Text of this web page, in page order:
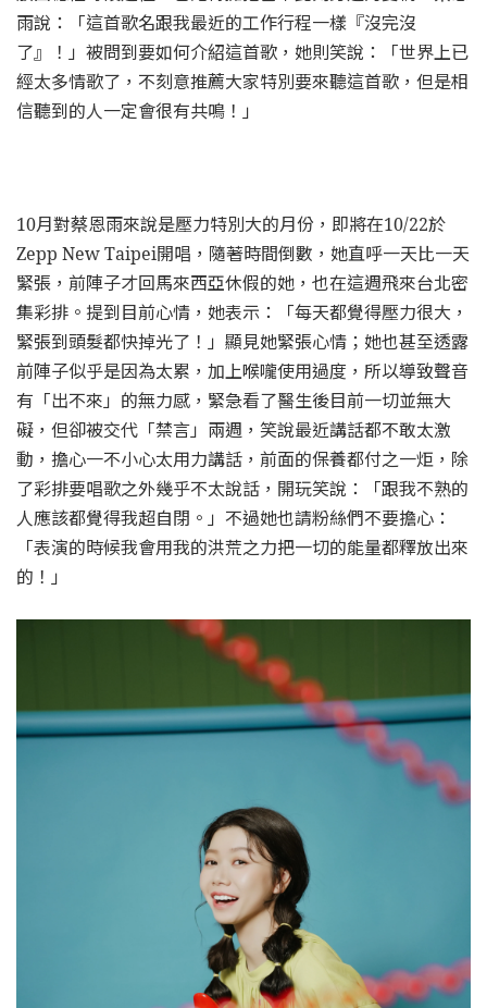
雨說：「這首歌名跟我最近的工作行程一樣『沒完沒
了』！」被問到要如何介紹這首歌，她則笑說：「世界上已
經太多情歌了，不刻意推薦大家特別要來聽這首歌，但是相
信聽到的人一定會很有共鳴！」
10月對蔡恩雨來說是壓力特別大的月份，即將在10/22於
Zepp New Taipei開唱，隨著時間倒數，她直呼一天比一天
緊張，前陣子才回馬來西亞休假的她，也在這週飛來台北密
集彩排。提到目前心情，她表示：「每天都覺得壓力很大，
緊張到頭髮都快掉光了！」顯見她緊張心情；她也甚至透露
前陣子似乎是因為太累，加上喉嚨使用過度，所以導致聲音
有「出不來」的無力感，緊急看了醫生後目前一切並無大
礙，但卻被交代「禁言」兩週，笑說最近講話都不敢太激
動，擔心一不小心太用力講話，前面的保養都付之一炬，除
了彩排要唱歌之外幾乎不太說話，開玩笑說：「跟我不熟的
人應該都覺得我超自閉。」不過她也請粉絲們不要擔心：
「表演的時候我會用我的洪荒之力把一切的能量都釋放出來
的！」